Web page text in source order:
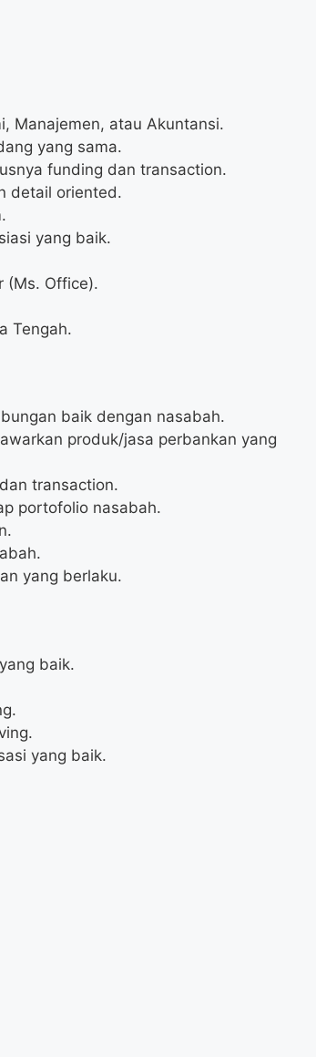
Manajemen, atau Akuntansi.
yang sama.
funding dan transaction.
detail oriented.
yang baik.
(Ms. Office).
Tengah.
baik dengan nasabah.
produk/jasa perbankan yang
transaction.
portofolio nasabah.
yang berlaku.
baik.
yang baik.